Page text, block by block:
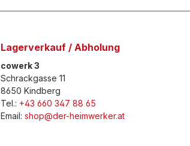
Lagerverkauf / Abholung
cowerk 3
Schrackgasse 11
8650 Kindberg
Tel.: +43 660 347 88 65
Email: shop@der-heimwerker.at